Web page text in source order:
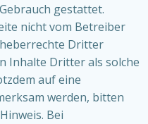
gestattet.
nicht vom Betreiber
Dritter
Inhalte Dritter als solche
auf eine
werden, bitten
Bei